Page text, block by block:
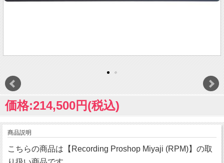
価格:214,500円(税込)
商品説明
こちらの商品は【Recording Proshop Miyaji (RPM)】の取